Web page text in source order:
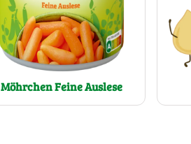
Möhrchen Feine Auslese